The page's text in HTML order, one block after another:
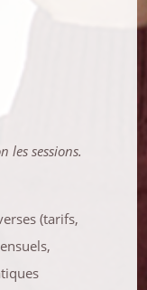
les sessions.
(tarifs,